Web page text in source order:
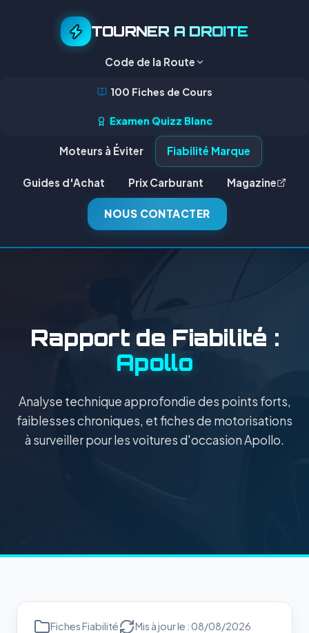
TOURNER A DROITE
Code de la Route
100 Fiches de Cours
Examen Quizz Blanc
Moteurs à Éviter Fiabilité Marque
Guides d'Achat Prix Carburant Magazine
NOUS CONTACTER
Rapport de Fiabilité :
Apollo
Analyse technique approfondie des points forts,
faiblesses chroniques, et fiches de motorisations
à surveiller pour les voitures d'occasion Apollo.
Fiches Fiabilité Mis à jour le : 08/08/2026